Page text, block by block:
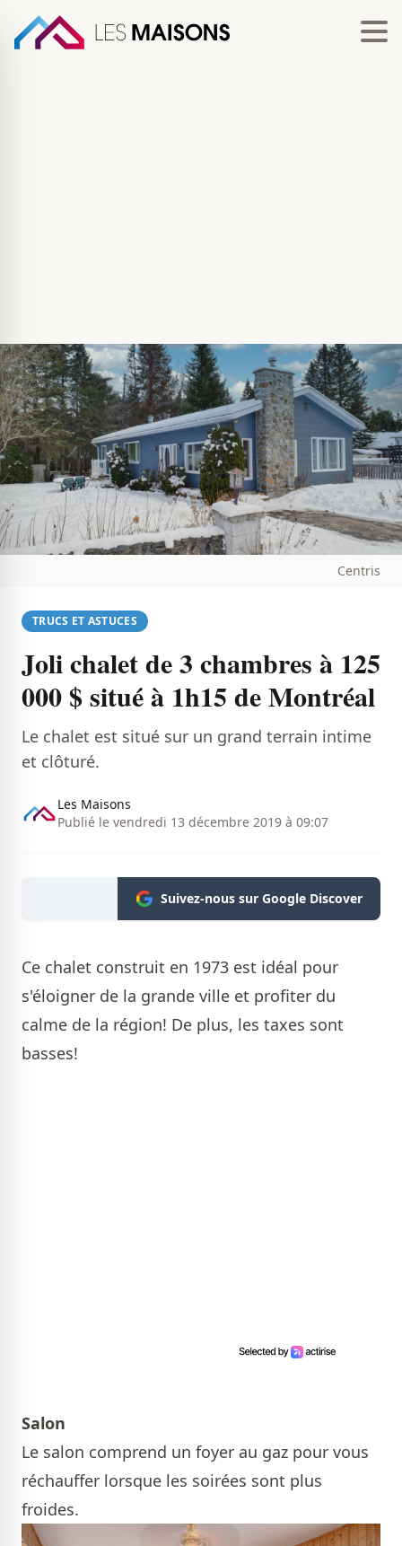
Centris
TRUCS ET ASTUCES
Joli chalet de 3 chambres à 125
000 $ situé à 1h15 de Montréal
Le chalet est situé sur un grand terrain intime
et clôturé.
Les Maisons
Publié le vendredi 13 décembre 2019 à 09:07
Suivez-nous sur Google Discover
Ce chalet construit en 1973 est idéal pour
s'éloigner de la grande ville et profiter du
calme de la région! De plus, les taxes sont
basses!
Salon
Le salon comprend un foyer au gaz pour vous
réchauffer lorsque les soirées sont plus
froides.